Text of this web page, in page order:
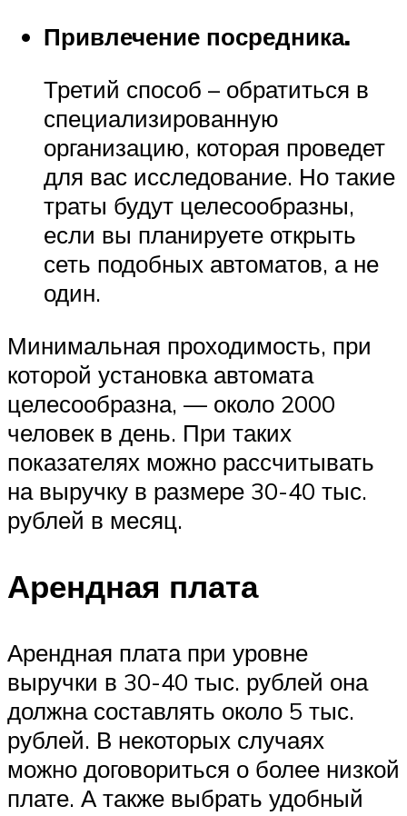
Привлечение посредника.
Третий способ – обратиться в
специализированную
организацию, которая проведет
для вас исследование. Но такие
траты будут целесообразны,
если вы планируете открыть
сеть подобных автоматов, а не
один.
Минимальная проходимость, при
которой установка автомата
целесообразна, — около 2000
человек в день. При таких
показателях можно рассчитывать
на выручку в размере 30-40 тыс.
рублей в месяц.
Арендная плата
Арендная плата при уровне
выручки в 30-40 тыс. рублей она
должна составлять около 5 тыс.
рублей. В некоторых случаях
можно договориться о более низкой
плате. А также выбрать удобный